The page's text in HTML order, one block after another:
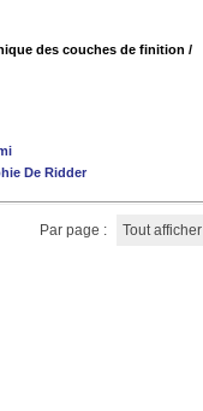
des couches de finition /
De Ridder
Par page : Tout afficher